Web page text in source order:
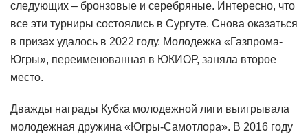
следующих – бронзовые и серебряные. Интересно, что
все эти турниры состоялись в Сургуте. Снова оказаться
в призах удалось в 2022 году. Молодежка «Газпрома-
Югры», переименованная в ЮКИОР, заняла второе
место.
Дважды награды Кубка молодежной лиги выигрывала
молодежная дружина «Югры-Самотлора». В 2016 году